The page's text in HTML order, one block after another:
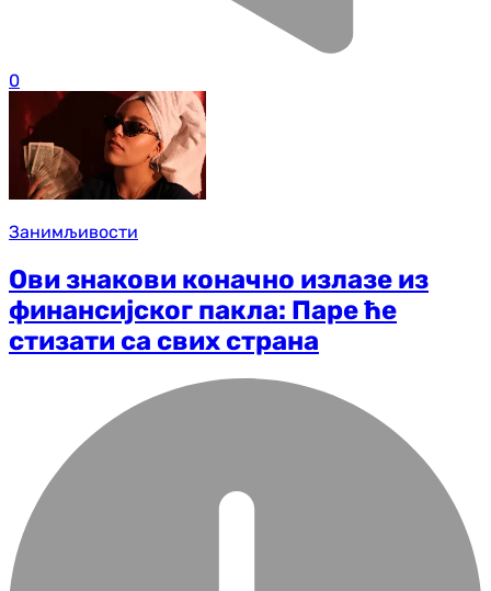
0
Занимљивости
Ови знакови коначно излазе из
финансијског пакла: Паре ће
стизати са свих страна